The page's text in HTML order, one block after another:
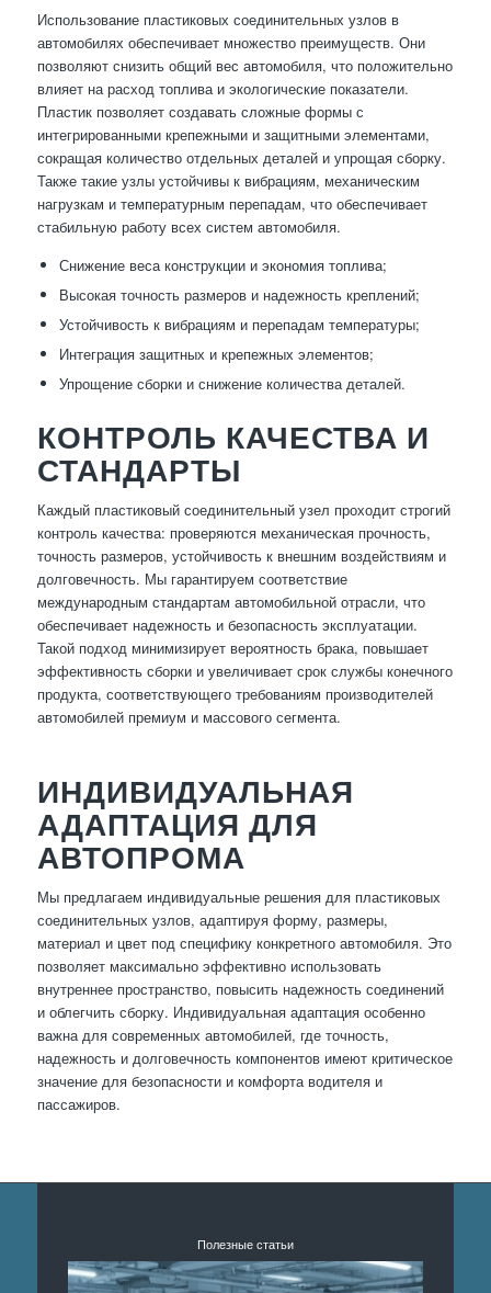
Использование пластиковых соединительных узлов в
автомобилях обеспечивает множество преимуществ. Они
позволяют снизить общий вес автомобиля, что положительно
влияет на расход топлива и экологические показатели.
Пластик позволяет создавать сложные формы с
интегрированными крепежными и защитными элементами,
сокращая количество отдельных деталей и упрощая сборку.
Также такие узлы устойчивы к вибрациям, механическим
нагрузкам и температурным перепадам, что обеспечивает
стабильную работу всех систем автомобиля.
Снижение веса конструкции и экономия топлива;
Высокая точность размеров и надежность креплений;
Устойчивость к вибрациям и перепадам температуры;
Интеграция защитных и крепежных элементов;
Упрощение сборки и снижение количества деталей.
КОНТРОЛЬ КАЧЕСТВА И
СТАНДАРТЫ
Каждый пластиковый соединительный узел проходит строгий
контроль качества: проверяются механическая прочность,
точность размеров, устойчивость к внешним воздействиям и
долговечность. Мы гарантируем соответствие
международным стандартам автомобильной отрасли, что
обеспечивает надежность и безопасность эксплуатации.
Такой подход минимизирует вероятность брака, повышает
эффективность сборки и увеличивает срок службы конечного
продукта, соответствующего требованиям производителей
автомобилей премиум и массового сегмента.
ИНДИВИДУАЛЬНАЯ
АДАПТАЦИЯ ДЛЯ
АВТОПРОМА
Мы предлагаем индивидуальные решения для пластиковых
соединительных узлов, адаптируя форму, размеры,
материал и цвет под специфику конкретного автомобиля. Это
позволяет максимально эффективно использовать
внутреннее пространство, повысить надежность соединений
и облегчить сборку. Индивидуальная адаптация особенно
важна для современных автомобилей, где точность,
надежность и долговечность компонентов имеют критическое
значение для безопасности и комфорта водителя и
пассажиров.
Полезные статьи